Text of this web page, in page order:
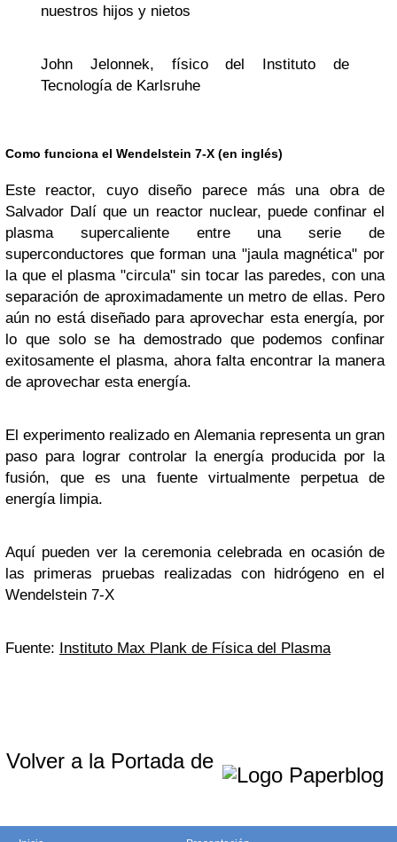
nuestros hijos y nietos
John Jelonnek, físico del Instituto de
Tecnología de Karlsruhe
Como funciona el Wendelstein 7-X (en inglés)
Este reactor, cuyo diseño parece más una obra de
Salvador Dalí que un reactor nuclear, puede confinar el
plasma supercaliente entre una serie de
superconductores que forman una "jaula magnética" por
la que el plasma "circula" sin tocar las paredes, con una
separación de aproximadamente un metro de ellas. Pero
aún no está diseñado para aprovechar esta energía, por
lo que solo se ha demostrado que podemos confinar
exitosamente el plasma, ahora falta encontrar la manera
de aprovechar esta energía.
El experimento realizado en Alemania representa un gran
paso para lograr controlar la energía producida por la
fusión, que es una fuente virtualmente perpetua de
energía limpia.
Aquí pueden ver la ceremonia celebrada en ocasión de
las primeras pruebas realizadas con hidrógeno en el
Wendelstein 7-X
Fuente: Instituto Max Plank de Física del Plasma
Volver a la Portada de